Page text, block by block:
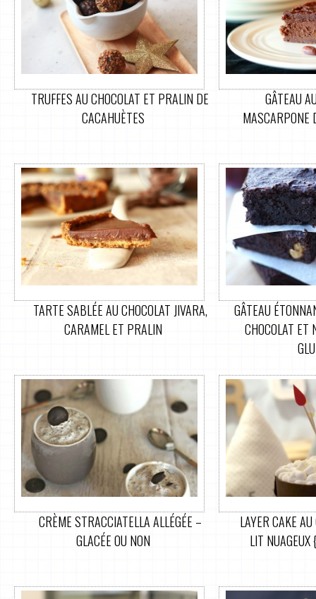
TRUFFES AU CHOCOLAT ET PRALIN DE
CACAHUÈTES
GÂTEAU
MASCARPONE
TARTE SABLÉE AU CHOCOLAT JIVARA,
CARAMEL ET PRALIN
GÂTEAU
CHOCOLAT ET
CRÈME STRACCIATELLA ALLÉGÉE –
GLACÉE OU NON
LAYER CAKE
LIT